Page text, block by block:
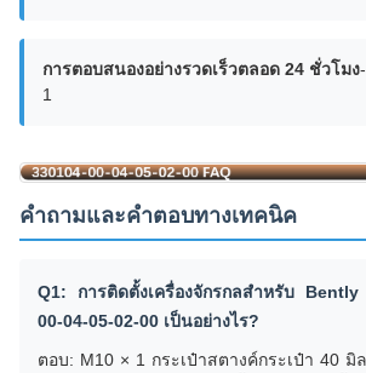
การตอบสนองอย่างรวดเร็วตลอด 24 ชั่วโมง
1
คําถามและคําตอบทางเทคนิค
Q1: การติดตั้งเครื่องจักรกลสําหรับ
00-04-05-02-00 เป็นอย่างไร?
ตอบ: M10 × 1 กระเป๋าสตางค์กระเป๋า 40 มิ